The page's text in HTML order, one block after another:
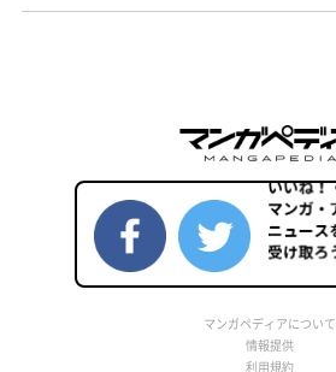
マンガペディアについて
情報提供
利用規約